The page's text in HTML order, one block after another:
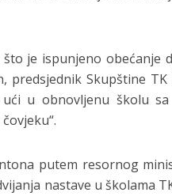
je ispunjeno obećanje
predsjednik Skupštine
u obnovljenu školu
putem resornog
nastave u školama